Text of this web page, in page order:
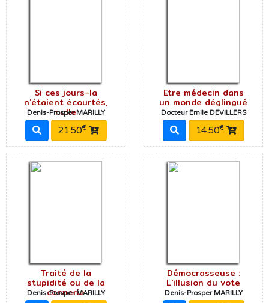
Si ces jours-la
n'étaient écourtés,
nulle
Denis-Prosper MARILLY
21.50€
Etre médecin dans
un monde déglingué
Docteur Emile DEVILLERS
14.50€
Traité de la
stupidité ou de la
connerie
Denis-Prosper MARILLY
Démocrasseuse :
L'illusion du vote
Denis-Prosper MARILLY